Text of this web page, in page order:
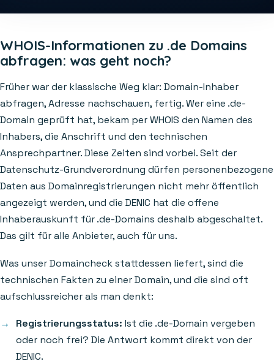
WHOIS-Informationen zu .de Domains
abfragen: was geht noch?
Früher war der klassische Weg klar: Domain-Inhaber
abfragen, Adresse nachschauen, fertig. Wer eine .de-
Domain geprüft hat, bekam per WHOIS den Namen des
Inhabers, die Anschrift und den technischen
Ansprechpartner. Diese Zeiten sind vorbei. Seit der
Datenschutz-Grundverordnung dürfen personenbezogene
Daten aus Domainregistrierungen nicht mehr öffentlich
angezeigt werden, und die DENIC hat die offene
Inhaberauskunft für .de-Domains deshalb abgeschaltet.
Das gilt für alle Anbieter, auch für uns.
Was unser Domaincheck stattdessen liefert, sind die
technischen Fakten zu einer Domain, und die sind oft
aufschlussreicher als man denkt:
Registrierungsstatus: Ist die .de-Domain vergeben
oder noch frei? Die Antwort kommt direkt von der
DENIC.